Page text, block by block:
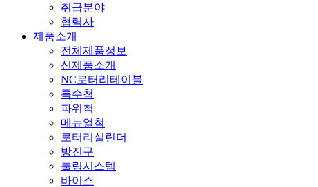
취급분야
협력사
제품소개
전체제품정보
신제품소개
NC로터리테이블
특수척
파워척
메뉴얼척
로터리실린더
방진구
툴링시스템
바이스